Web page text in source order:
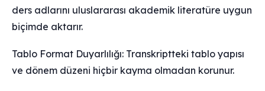
ders adlarını uluslararası akademik literatüre uygun
biçimde aktarır.
Tablo Format Duyarlılığı: Transkriptteki tablo yapısı
ve dönem düzeni hiçbir kayma olmadan korunur.